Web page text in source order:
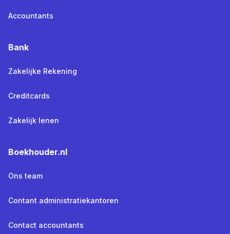
Accountants
Bank
Zakelijke Rekening
Creditcards
Zakelijk lenen
Boekhouder.nl
Ons team
Contant administratiekantoren
Contact accountants